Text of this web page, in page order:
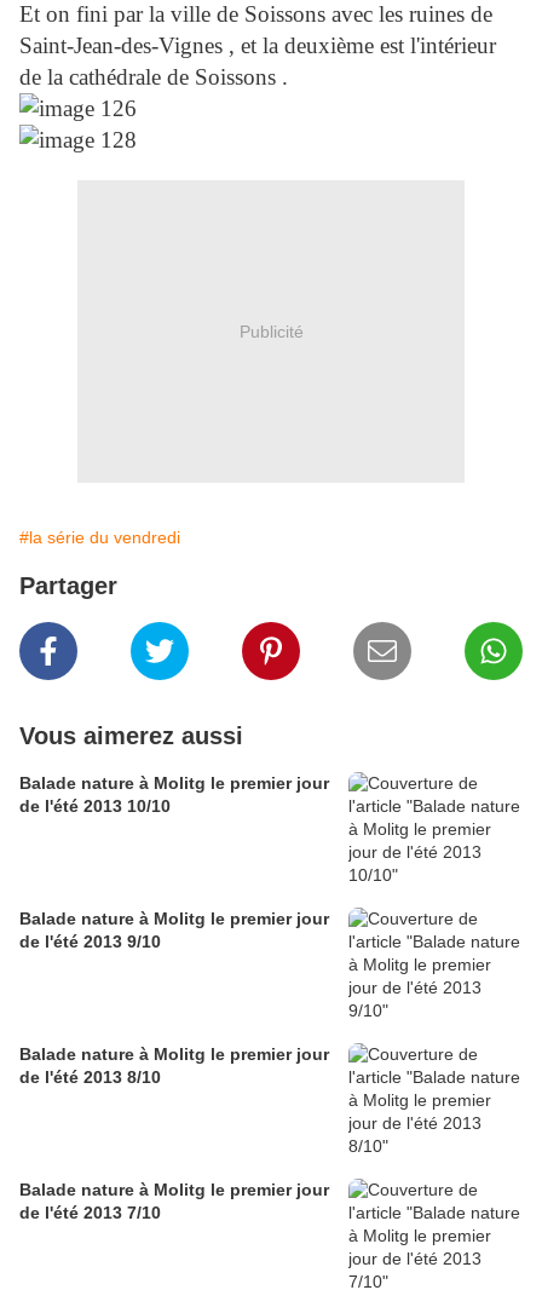
Et on fini par la ville de Soissons avec les ruines de
Saint-Jean-des-Vignes , et la deuxième est l'intérieur
de la cathédrale de Soissons .
Publicité
#la série du vendredi
Partager
Vous aimerez aussi
Balade nature à Molitg le premier jour
de l'été 2013 10/10
Balade nature à Molitg le premier jour
de l'été 2013 9/10
Balade nature à Molitg le premier jour
de l'été 2013 8/10
Balade nature à Molitg le premier jour
de l'été 2013 7/10